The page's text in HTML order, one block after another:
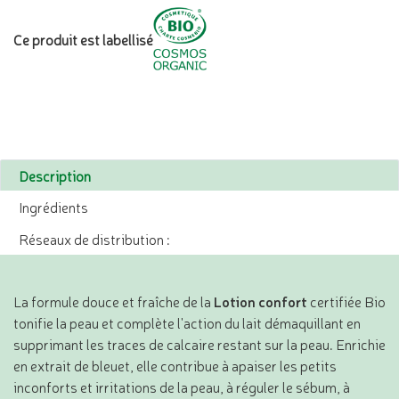
Ce produit est labellisé
Description
Ingrédients
Réseaux de distribution :
La formule douce et fraîche de la Lotion confort certifiée Bio
tonifie la peau et complète l'action du lait démaquillant en
supprimant les traces de calcaire restant sur la peau. Enrichie
en extrait de bleuet, elle contribue à apaiser les petits
inconforts et irritations de la peau, à réguler le sébum, à